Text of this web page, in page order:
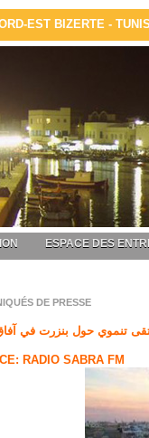
EST BIZERTE -
ESPACE DES
DE PRESSE
تنموي حول بنزرت في آفاق
RADIO SABRA FM